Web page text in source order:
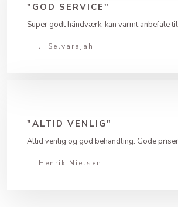
"GOD SERVICE"
Super godt håndværk, kan varmt anbefale
J. Selvarajah
"ALTID VENLIG"
Altid venlig og god behandling. Gode
Henrik Nielsen